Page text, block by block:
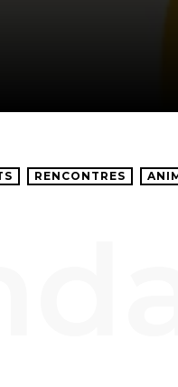
RENCONTRES